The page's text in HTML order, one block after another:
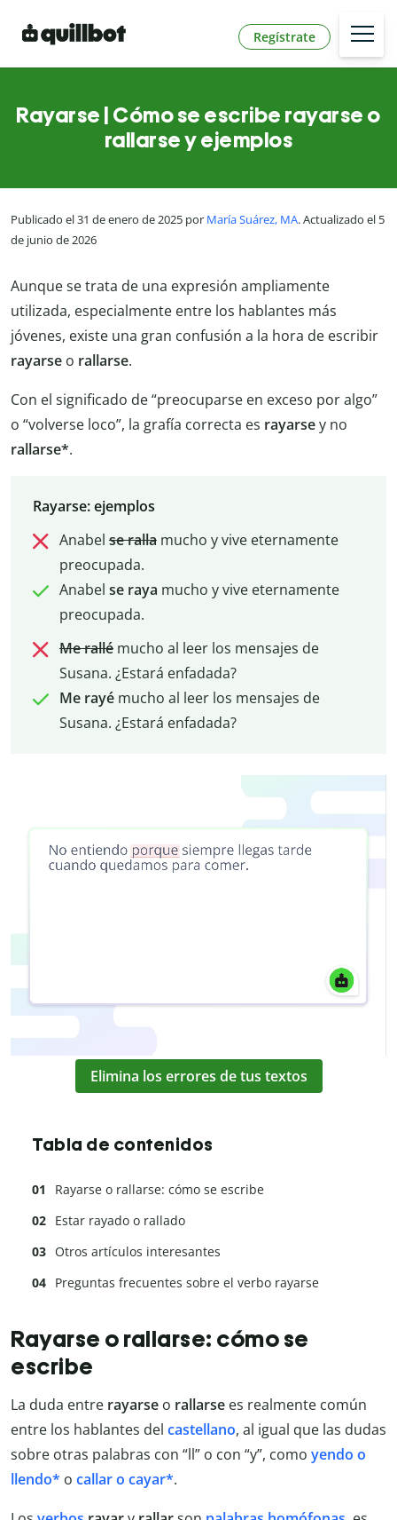
Regístrate
Rayarse | Cómo se escribe rayarse o
rallarse y ejemplos
Publicado el 31 de enero de 2025 por María Suárez, MA. Actualizado el 5
de junio de 2026
Aunque se trata de una expresión ampliamente
utilizada, especialmente entre los hablantes más
jóvenes, existe una gran confusión a la hora de escribir
rayarse o rallarse.
Con el significado de “preocuparse en exceso por algo”
o “volverse loco”, la grafía correcta es rayarsey no
rallarse*.
Rayarse: ejemplos
Anabel se rallamucho y vive eternamente
preocupada.
Anabel se raya mucho y vive eternamente
preocupada.
Me rallémucho al leer los mensajes de
Susana. ¿Estará enfadada?
Me rayémucho al leer los mensajes de
Susana. ¿Estará enfadada?
Elimina los errores de tus textos
Tabla de contenidos
Rayarse o rallarse: cómo se escribe
Estar rayado o rallado
Otros artículos interesantes
Preguntas frecuentes sobre el verbo rayarse
Rayarse o rallarse: cómo se
escribe
La duda entre rayarse o rallarse es realmente común
entre los hablantes del castellano, al igual que las dudas
sobre otras palabras con “ll” o con “y”, como yendo o
llendo* o callar o cayar*.